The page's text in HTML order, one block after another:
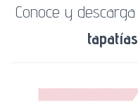
Conoce y